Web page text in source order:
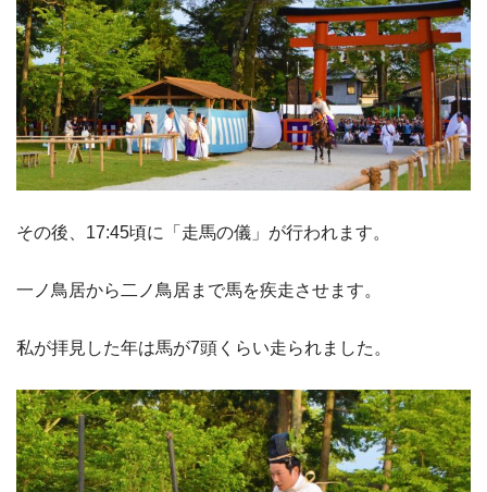
その後、17:45頃に「走馬の儀」が行われます。
一ノ鳥居から二ノ鳥居まで馬を疾走させます。
私が拝見した年は馬が7頭くらい走られました。